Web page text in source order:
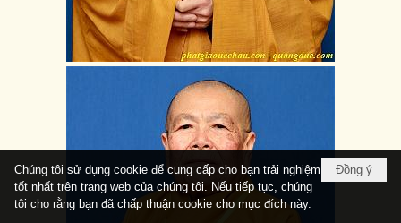
Đồng ý
Chúng tôi sử dụng cookie để cung cấp cho bạn trải nghiệm
tốt nhất trên trang web của chúng tôi. Nếu tiếp tục, chúng
tôi cho rằng bạn đã chấp thuận cookie cho mục đích này.